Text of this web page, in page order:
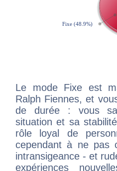
Le mode Fixe est
Ralph Fiennes, et
de durée : vous
situation et sa
rôle loyal de
cependant à ne pas
intransigeance - et
expériences